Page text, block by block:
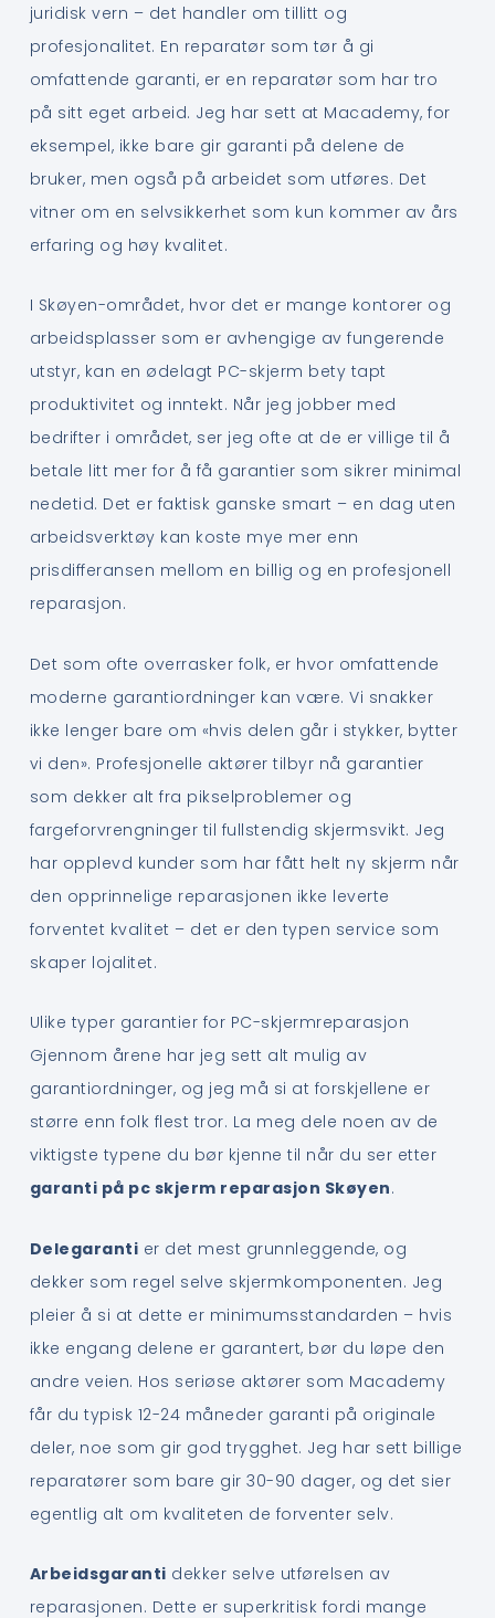
juridisk vern – det handler om tillitt og
profesjonalitet. En reparatør som tør å gi
omfattende garanti, er en reparatør som har tro
på sitt eget arbeid. Jeg har sett at Macademy, for
eksempel, ikke bare gir garanti på delene de
bruker, men også på arbeidet som utføres. Det
vitner om en selvsikkerhet som kun kommer av års
erfaring og høy kvalitet.
I Skøyen-området, hvor det er mange kontorer og
arbeidsplasser som er avhengige av fungerende
utstyr, kan en ødelagt PC-skjerm bety tapt
produktivitet og inntekt. Når jeg jobber med
bedrifter i området, ser jeg ofte at de er villige til å
betale litt mer for å få garantier som sikrer minimal
nedetid. Det er faktisk ganske smart – en dag uten
arbeidsverktøy kan koste mye mer enn
prisdifferansen mellom en billig og en profesjonell
reparasjon.
Det som ofte overrasker folk, er hvor omfattende
moderne garantiordninger kan være. Vi snakker
ikke lenger bare om «hvis delen går i stykker, bytter
vi den». Profesjonelle aktører tilbyr nå garantier
som dekker alt fra pikselproblemer og
fargeforvrengninger til fullstendig skjermsvikt. Jeg
har opplevd kunder som har fått helt ny skjerm når
den opprinnelige reparasjonen ikke leverte
forventet kvalitet – det er den typen service som
skaper lojalitet.
Ulike typer garantier for PC-skjermreparasjon
Gjennom årene har jeg sett alt mulig av
garantiordninger, og jeg må si at forskjellene er
større enn folk flest tror. La meg dele noen av de
viktigste typene du bør kjenne til når du ser etter
garanti på pc skjerm reparasjon Skøyen.
Delegaranti er det mest grunnleggende, og
dekker som regel selve skjermkomponenten. Jeg
pleier å si at dette er minimumsstandarden – hvis
ikke engang delene er garantert, bør du løpe den
andre veien. Hos seriøse aktører som Macademy
får du typisk 12-24 måneder garanti på originale
deler, noe som gir god trygghet. Jeg har sett billige
reparatører som bare gir 30-90 dager, og det sier
egentlig alt om kvaliteten de forventer selv.
Arbeidsgaranti dekker selve utførelsen av
reparasjonen. Dette er superkritisk fordi mange